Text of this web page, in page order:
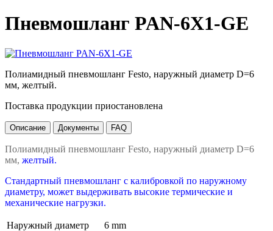
Пневмошланг PAN-6X1-GE
Полиамидный пневмошланг Festo, наружный диаметр D=6
мм, желтый.
Поставка продукции приостановлена
Описание Документы FAQ
Полиамидный пневмошланг Festo, наружный диаметр D=6
мм, желтый.
Стандартный пневмошланг с калибровкой по наружному
диаметру, может выдерживать высокие термические и
механические нагрузки.
Наружный диаметр
6 mm